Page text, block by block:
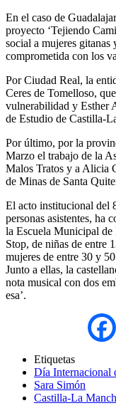
En el caso de
proyecto ‘Tejiendo
social a mujeres
comprometida con los
Por Ciudad Real, la
Ceres de Tomelloso,
vulnerabilidad y Esther
de Estudio de Castilla-
Por último, por la
Marzo el trabajo de la
Malos Tratos y a Alicia
de Minas de Santa
El acto institucional del
personas asistentes, ha
la Escuela Municipal
Stop, de niñas de entre
mujeres de entre 30 y
Junto a ellas, la
nota musical con dos
esa’.
Etiquetas
Día Internacional
Sara Simón
Castilla-La